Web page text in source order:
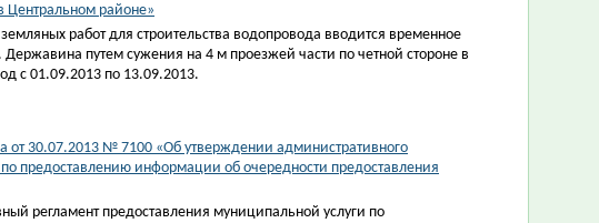
Центральном районе»
работ для строительства водопровода вводится временное
путем сужения на 4 м проезжей части по четной стороне в
с 01.09.2013 по 13.09.2013.
от 30.07.2013 № 7100 «Об утверждении административного
предоставлению информации об очередности предоставления
регламент предоставления муниципальной услуги по